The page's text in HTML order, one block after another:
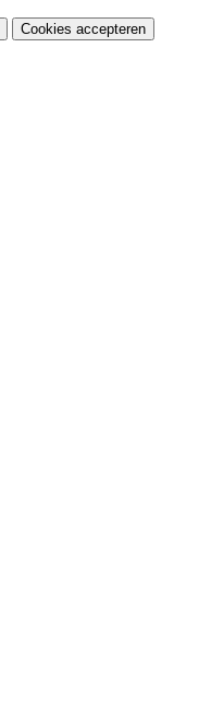
Cookies accepteren